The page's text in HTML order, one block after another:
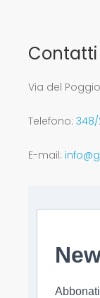
Contatti
Via del
Telefono:
E-mail: